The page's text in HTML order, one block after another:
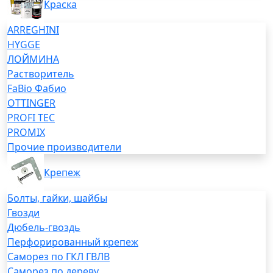
Краска
ARREGHINI
HYGGE
ЛОЙМИНА
Растворитель
FaBio Фабио
OTTINGER
PROFI TEC
PROMIX
Прочие производители
Крепеж
Болты, гайки, шайбы
Гвозди
Дюбель-гвоздь
Перфорированный крепеж
Саморез по ГКЛ ГВЛВ